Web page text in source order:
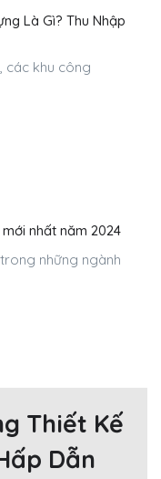
Là Gì? Thu Nhập
các khu công
nhất năm 2024
những ngành
Thiết Kế
Dẫn